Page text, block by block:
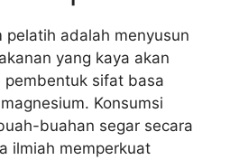
pelatih adalah menyusun
yang kaya akan
pembentuk sifat basa
Konsumsi
buahan segar secara
ilmiah memperkuat